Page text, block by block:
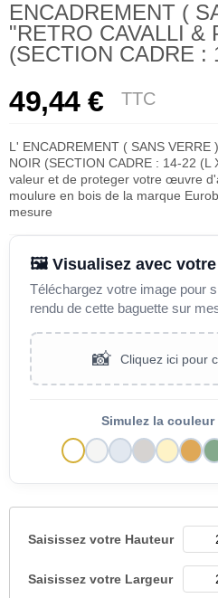
ENCADREMENT (
"RETRO CAVALLI &
(SECTION CADRE :
49,44 € TTC
L' ENCADREMENT ( SANS VERRE
NOIR (SECTION CADRE : 14-22
valeur et de proteger votre œuvre
moulure en bois de la marque
mesure
🖼️ Visualisez avec
Téléchargez votre image pour
rendu de cette baguette sur
📸 Cliquez ici pour
Simulez la
Saisissez votre Hauteur
Saisissez votre Largeur